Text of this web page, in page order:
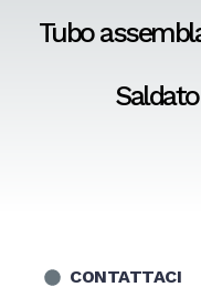
Tubo
CONTATTACI